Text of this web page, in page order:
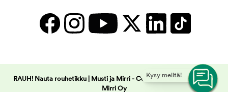
Kysy meiltä!
RAUH! Nauta rouhetikku | Musti ja Mirri - Copyright © 2025 Musti ja
Mirri Oy